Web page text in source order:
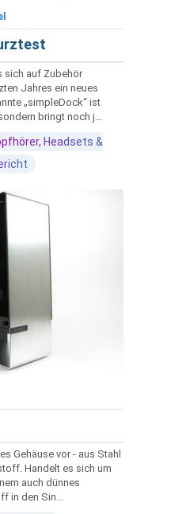
sich auf Zubehör
Jahres ein neues
„simpleDock“ ist
bringt noch j...
Headsets &
Gehäuse vor - aus Stahl
Handelt es sich um
auch dünnes
in den Sin...